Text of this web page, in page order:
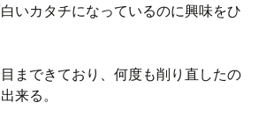
いカタチになっているのに興味をひ
まできており、何度も削り直したの
来る。